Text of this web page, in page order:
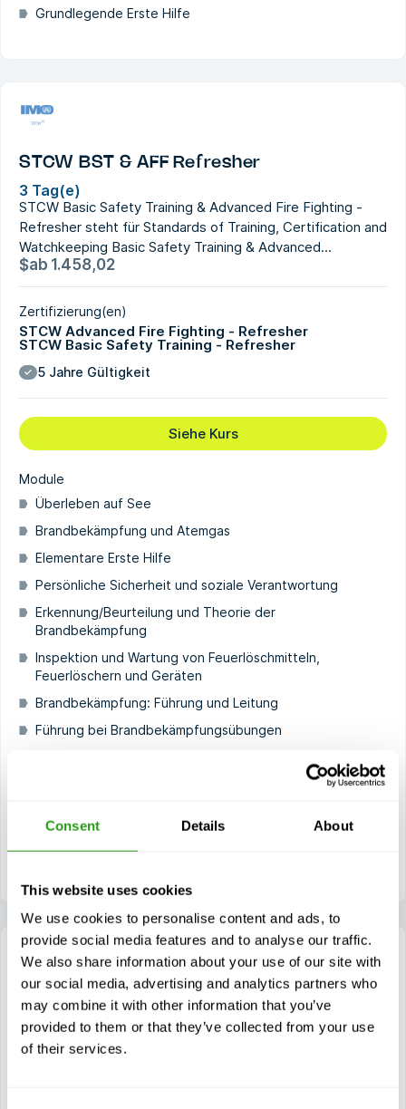
Consent Details About
This website uses cookies
We use cookies to personalise content and ads, to
provide social media features and to analyse our traffic.
We also share information about your use of our site with
our social media, advertising and analytics partners who
may combine it with other information that you’ve
provided to them or that they’ve collected from your use
of their services.
Grundlegende Erste Hilfe
STCW BST & AFF Refresher
3 Tag(e)
STCW Basic Safety Training & Advanced Fire Fighting -
Refresher steht für Standards of Training, Certification and
Watchkeeping Basic Safety Training & Advanced...
$ab 1.458,02
Zertifizierung(en)
STCW Advanced Fire Fighting - Refresher
STCW Basic Safety Training - Refresher
5 Jahre Gültigkeit
Siehe Kurs
Module
Überleben auf See
Brandbekämpfung und Atemgas
Elementare Erste Hilfe
Persönliche Sicherheit und soziale Verantwortung
Erkennung/Beurteilung und Theorie der
Brandbekämpfung
Inspektion und Wartung von Feuerlöschmitteln,
Feuerlöschern und Geräten
Brandbekämpfung: Führung und Leitung
Führung bei Brandbekämpfungsübungen
an Bord
STCW BST & PSCRB Refresher
3 Tag(e)
STCW Grundlegende Sicherheitsausbildung & Befähigung